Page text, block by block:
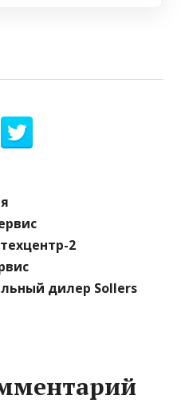
2
дилер Sollers